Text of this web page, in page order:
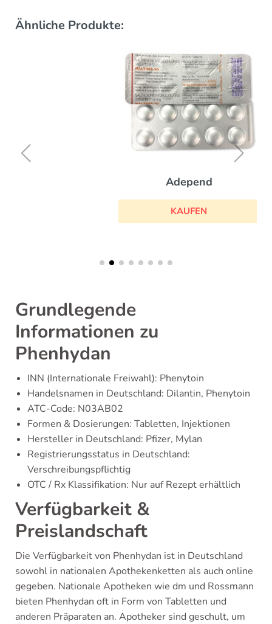
Ähnliche Produkte:
Grundlegende
Informationen zu
Phenhydan
INN (Internationale Freiwahl): Phenytoin
Handelsnamen in Deutschland: Dilantin, Phenytoin
ATC-Code: N03AB02
Formen & Dosierungen: Tabletten, Injektionen
Hersteller in Deutschland: Pfizer, Mylan
Registrierungsstatus in Deutschland:
Verschreibungspflichtig
OTC / Rx Klassifikation: Nur auf Rezept erhältlich
Verfügbarkeit &
Preislandschaft
Die Verfügbarkeit von Phenhydan ist in Deutschland
sowohl in nationalen Apothekenketten als auch online
gegeben. Nationale Apotheken wie dm und Rossmann
bieten Phenhydan oft in Form von Tabletten und
anderen Präparaten an. Apotheker sind geschult, um